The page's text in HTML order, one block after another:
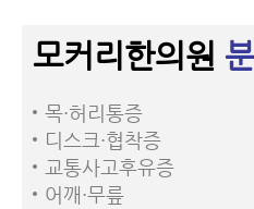
모커리한의원
목·허리통증
디스크·협착증
교통사고후유증
어깨·무릎